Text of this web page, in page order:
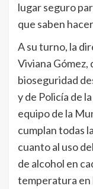
lugar seguro
que saben
A su turno, la
Viviana
bioseguridad
y de Policía de
equipo de la
cumplan todas
cuanto al uso
de alcohol en
temperatura en